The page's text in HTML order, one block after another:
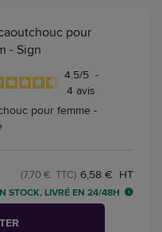
pour
- Sign
4.5/5 -
4 avis
pour femme -
6,58 € HT
(7,70 € TTC)
STOCK, LIVRÉ EN 24/48H